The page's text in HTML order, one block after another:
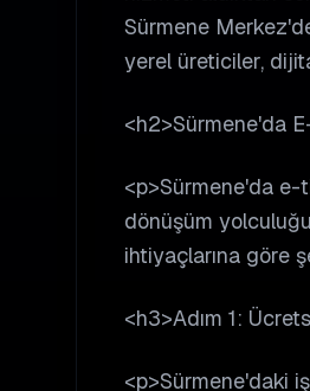
Sürmene
yerel üreticiler,
<h2>Sürmene'da
<p>Sürmene'da
dönüşüm
ihtiyaçlarına göre
<h3>Adım 1:
<p>Sürmene'daki